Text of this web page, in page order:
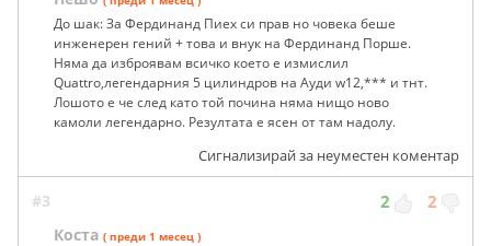
До шак: За Фердинанд Пиех си прав но човека беше
инженерен гений + това и внук на Фердинанд Порше.
Няма да изброявам всичко което е измислил
Quattro,легендарния 5 цилиндров на Ауди w12,*** и тнт.
Лошото е че след като той почина няма нищо ново
камоли легендарно. Резултата е ясен от там надолу.
Сигнализирай за неуместен коментар
#3 2 2
Коста ( преди 1 месец )